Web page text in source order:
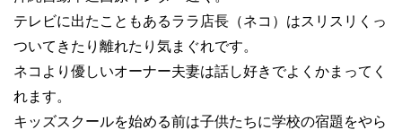
テレビに出たこともあるララ店長（ネコ）はスリスリくっ
ついてきたり離れたり気まぐれです。
ネコより優しいオーナー夫妻は話し好きでよくかまってく
れます。
キッズスクールを始める前は子供たちに学校の宿題をやら